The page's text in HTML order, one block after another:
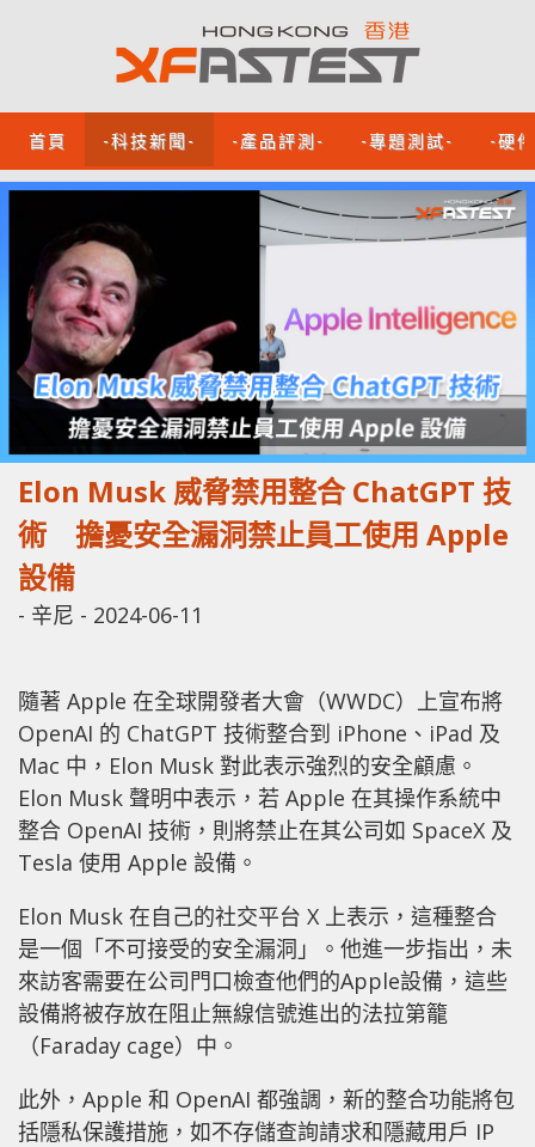
首頁 -科技新聞- -產品評測- -專題測試- -硬
Elon Musk 威脅禁用整合 ChatGPT 技
術 擔憂安全漏洞禁止員工使用 Apple
設備
- 辛尼 - 2024-06-11
隨著 Apple 在全球開發者大會（WWDC）上宣布將
OpenAI 的 ChatGPT 技術整合到 iPhone、iPad 及
Mac 中，Elon Musk 對此表示強烈的安全顧慮。
Elon Musk 聲明中表示，若 Apple 在其操作系統中
整合 OpenAI 技術，則將禁止在其公司如 SpaceX 及
Tesla 使用 Apple 設備。
Elon Musk 在自己的社交平台 X 上表示，這種整合
是一個「不可接受的安全漏洞」。他進一步指出，未
來訪客需要在公司門口檢查他們的Apple設備，這些
設備將被存放在阻止無線信號進出的法拉第籠
（Faraday cage）中。
此外，Apple 和 OpenAI 都強調，新的整合功能將包
括隱私保護措施，如不存儲查詢請求和隱藏用戶 IP